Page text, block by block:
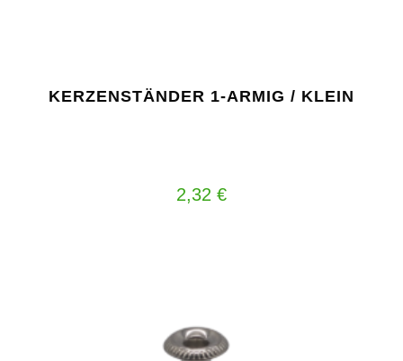
KERZENSTÄNDER 1-ARMIG / KLEIN
2,32 €